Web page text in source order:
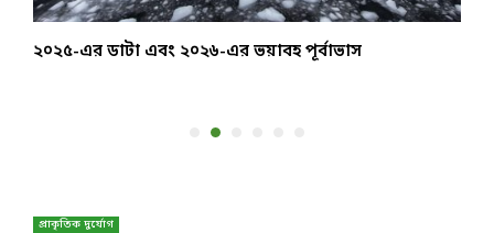
২০২৫-এর ডাটা এবং ২০২৬-এর ভয়াবহ পূর্বাভাস
প্রাকৃতিক দুর্যোগ